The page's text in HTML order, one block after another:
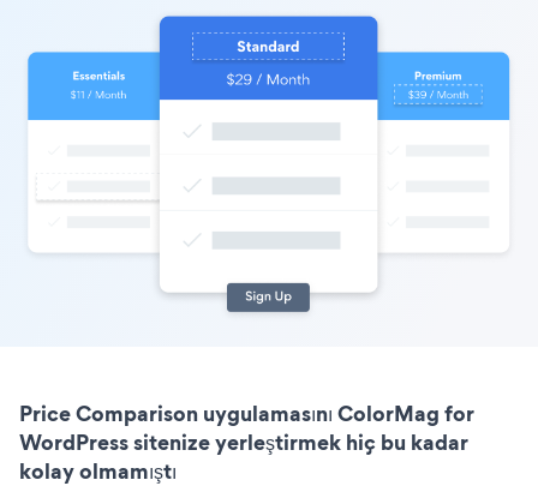
Price Comparison uygulamasını ColorMag for
WordPress sitenize yerleştirmek hiç bu kadar
kolay olmamıştı